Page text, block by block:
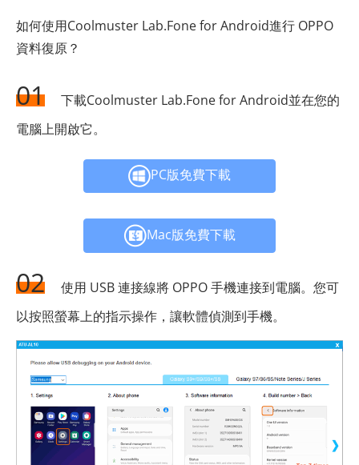
如何使用Coolmuster Lab.Fone for Android進行 OPPO
資料復原？
01
下載Coolmuster Lab.Fone for Android並在您的
電腦上開啟它。
PC版免費下載
Mac版免費下載
02
使用 USB 連接線將 OPPO 手機連接到電腦。您可
以按照螢幕上的指示操作，讓軟體偵測到手機。